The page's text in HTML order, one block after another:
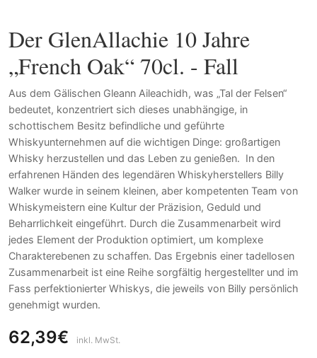
Der GlenAllachie 10 Jahre
„French Oak“ 70cl. - Fall
Aus dem Gälischen Gleann Aileachidh, was „Tal der Felsen“
bedeutet, konzentriert sich dieses unabhängige, in
schottischem Besitz befindliche und geführte
Whiskyunternehmen auf die wichtigen Dinge: großartigen
Whisky herzustellen und das Leben zu genießen. In den
erfahrenen Händen des legendären Whiskyherstellers Billy
Walker wurde in seinem kleinen, aber kompetenten Team von
Whiskymeistern eine Kultur der Präzision, Geduld und
Beharrlichkeit eingeführt. Durch die Zusammenarbeit wird
jedes Element der Produktion optimiert, um komplexe
Charakterebenen zu schaffen. Das Ergebnis einer tadellosen
Zusammenarbeit ist eine Reihe sorgfältig hergestellter und im
Fass perfektionierter Whiskys, die jeweils von Billy persönlich
genehmigt wurden.
62,39€ inkl. MwSt.